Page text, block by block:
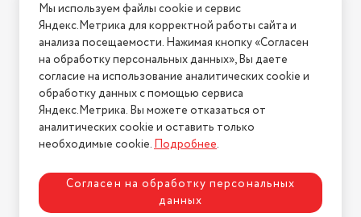
Условия возврата
Нашли ошибку на сайте? Напишите нам
2026 © Интернет-магазин "АстМаркет". У нас есть всё!
Политика конфиденциальности
Мы используем файлы cookie и сервис
Яндекс.Метрика для корректной работы сайта и
анализа посещаемости. Нажимая кнопку «Согласен
на обработку персональных данных», Вы даете
согласие на использование аналитических cookie и
обработку данных с помощью сервиса
Яндекс.Метрика. Вы можете отказаться от
аналитических cookie и оставить только
необходимые cookie.Подробнее.
Согласен на обработку персональных
данных